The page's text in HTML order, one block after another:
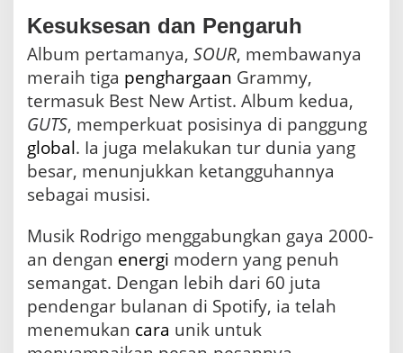
Kesuksesan dan Pengaruh
Album pertamanya, SOUR, membawanya
meraih tiga penghargaan Grammy,
termasuk Best New Artist. Album kedua,
GUTS, memperkuat posisinya di panggung
global. Ia juga melakukan tur dunia yang
besar, menunjukkan ketangguhannya
sebagai musisi.
Musik Rodrigo menggabungkan gaya 2000-
an dengan energi modern yang penuh
semangat. Dengan lebih dari 60 juta
pendengar bulanan di Spotify, ia telah
menemukan cara unik untuk